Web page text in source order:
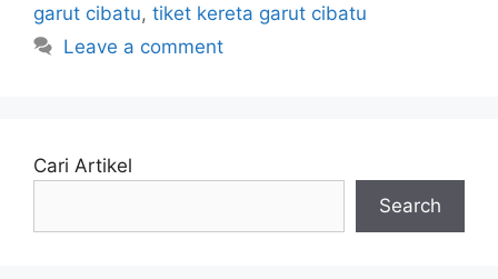
garut cibatu, tiket kereta garut cibatu
Leave a comment
Cari Artikel
Search